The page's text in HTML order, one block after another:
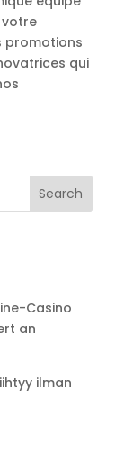
promotions
qui
Search
Casino
an
ilman